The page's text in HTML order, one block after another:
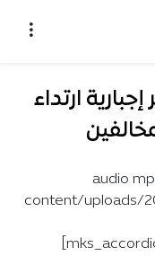
ارتداء
[audio
content/uploads/
converter.com_.mp3"][/audio] [mks_accordion]